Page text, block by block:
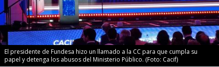
El presidente de Fundesa hizo un llamado a la CC para que cumpla su
papel y detenga los abusos del Ministerio Público. (Foto: Cacif)